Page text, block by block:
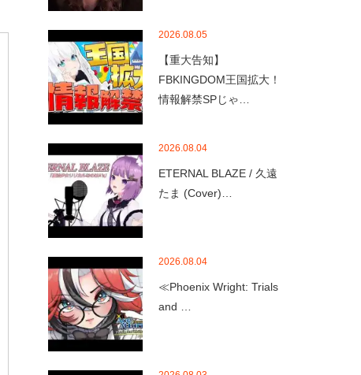
2026.08.05
【重大告知】
FBKINGDOM王国拡大！
情報解禁SPじゃ…
2026.08.04
ETERNAL BLAZE / 久遠
たま (Cover)…
2026.08.04
≪Phoenix Wright: Trials
and …